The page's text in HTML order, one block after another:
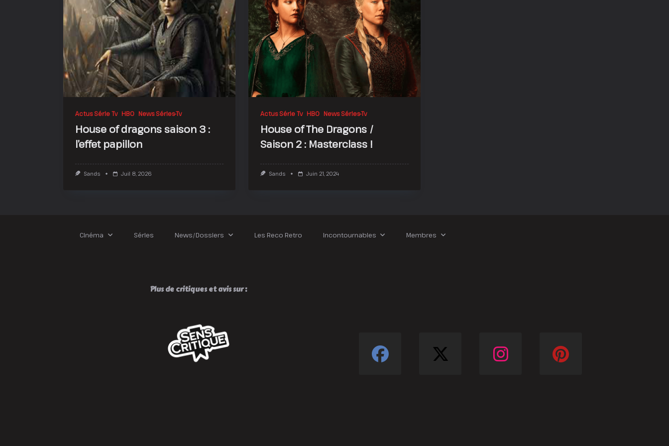
Actus Série Tv HBO News Séries-Tv
House of dragons saison 3 :
l’effet papillon
Sands Juil 8, 2026
Actus Série Tv HBO News Séries-Tv
House of The Dragons /
Saison 2 : Masterclass !
Sands Juin 21, 2024
Cinéma Séries News/Dossiers Les Reco Retro Incontournables Membres
Plus de critiques et avis sur :